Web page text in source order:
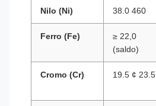
Nilo (Ni) 38.0 460
Ferro (Fe)
≥ 22,0
(saldo)
Cromo (Cr) 19.5 ¢ 23.5